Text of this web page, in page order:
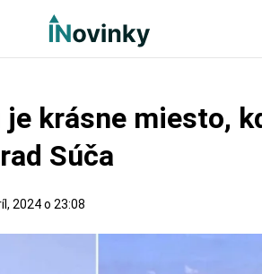
krásne miesto,
Súča
2024 o 23:08